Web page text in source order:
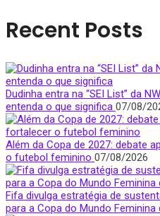
Recent Posts
Dudinha entra na “SEI List” da
entenda o que significa 07/08/
Além da Copa de 2027: debate
o futebol feminino 07/08/2026
Fifa divulga estratégia de
para a Copa do Mundo Feminina